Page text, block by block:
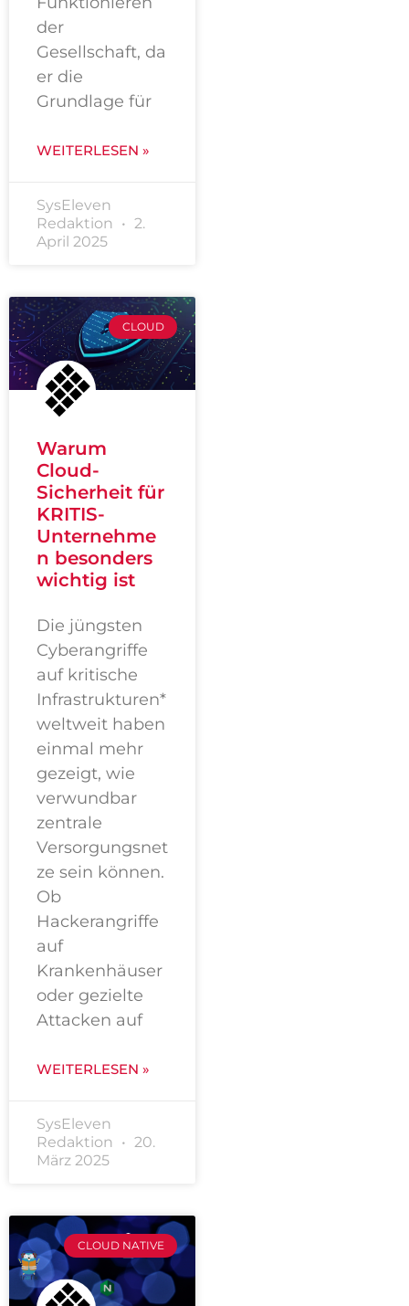
der
Gesellschaft, da
er die
Grundlage für
WEITERLESEN »
SysEleven
Redaktion
2.
April 2025
CLOUD
Warum
Cloud-
Sicherheit für
KRITIS-
Unternehme
n besonders
wichtig ist
Die jüngsten
Cyberangriffe
auf kritische
Infrastrukturen*
weltweit haben
einmal mehr
gezeigt, wie
verwundbar
zentrale
Versorgungsnet
ze sein können.
Ob
Hackerangriffe
auf
Krankenhäuser
oder gezielte
Attacken auf
WEITERLESEN »
SysEleven
Redaktion
20.
März 2025
CLOUD NATIVE